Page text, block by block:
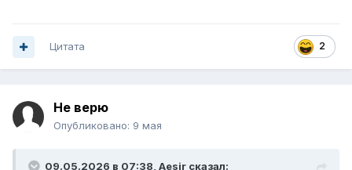
2
Цитата
Не верю
Опубликовано: 9 мая
09.05.2026 в 07:38, Aesir сказал: